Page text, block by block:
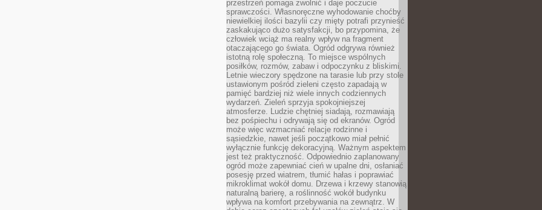
przestrzeń pomaga zwolnić i daje poczucie
sprawczości. Własnoręczne wyhodowanie choćby
niewielkiej ilości bazylii czy mięty potrafi przynieść
zaskakująco dużo satysfakcji, bo przypomina, że
człowiek wciąż ma realny wpływ na fragment
otaczającego go świata. Ogród odgrywa również
istotną rolę społeczną. To miejsce wspólnych
posiłków, rozmów, zabaw i odpoczynku z bliskimi.
Letnie wieczory spędzone na tarasie lub przy stole
ustawionym pośród zieleni często zapadają w
pamięć bardziej niż wiele innych codziennych
wydarzeń. Zieleń sprzyja spokojniejszej
atmosferze. Ludzie chętniej siadają, rozmawiają
bez pośpiechu i odrywają się od ekranów. Ogród
może więc wzmacniać relacje rodzinne i
sąsiedzkie, nawet jeśli początkowo miał pełnić
wyłącznie funkcję dekoracyjną. Ważnym aspektem
jest też praktyczność. Odpowiednio zaplanowany
ogród może zapewniać cień w upalne dni, osłaniać
posesję przed wiatrem, tłumić hałas i poprawiać
mikroklimat wokół domu. Drzewa i krzewy stanowią
naturalną barierę, a roślinność wokół budynku
wpływa na komfort przebywania na zewnątrz. W